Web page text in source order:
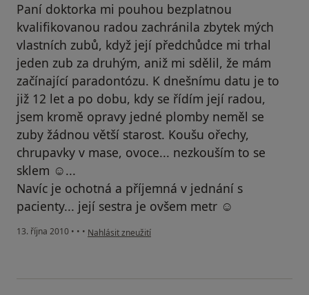
Paní doktorka mi pouhou bezplatnou
kvalifikovanou radou zachránila zbytek mých
vlastních zubů, když její předchůdce mi trhal
jeden zub za druhým, aniž mi sdělil, že mám
začínající paradontózu. K dnešnímu datu je to
již 12 let a po dobu, kdy se řídím její radou,
jsem kromě opravy jedné plomby neměl se
zuby žádnou větší starost. Koušu ořechy,
chrupavky v mase, ovoce... nezkouším to se
sklem ☺...
Navíc je ochotná a příjemná v jednání s
pacienty... její sestra je ovšem metr ☺
13. října 2010 • • • podle názoru uživatele Pacient
Nahlásit zneužití